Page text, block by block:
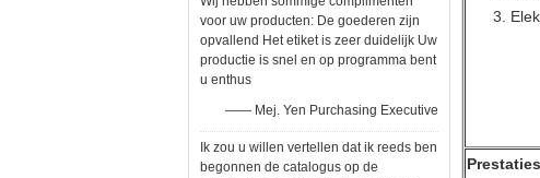
voor uw producten: De goederen zijn
opvallend Het etiket is zeer duidelijk Uw
productie is snel en op programma bent
u enthus
—— Mej. Yen Purchasing Executive
Ik zou u willen vertellen dat ik reeds ben
begonnen de catalogus op de
Prestaties